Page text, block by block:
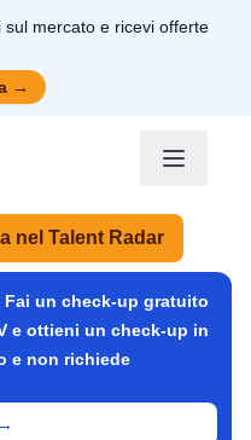
sul mercato e ricevi offerte
→
nel Talent Radar
un check-up gratuito
e ottieni un check-up in
e non richiede
→